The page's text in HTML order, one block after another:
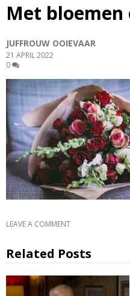
Met
JUFFROUW OOIEVAAR
21 APRIL 2022
0
LEAVE A COMMENT
Related Posts